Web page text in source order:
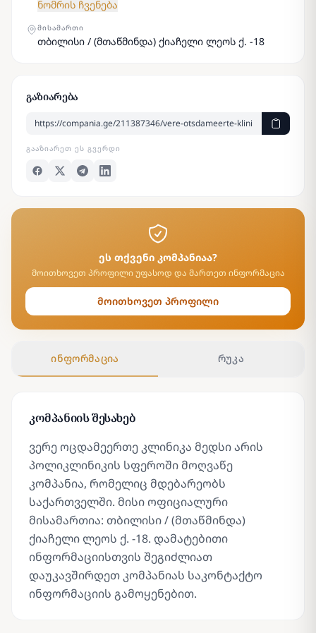
ნომრის ჩვენება
ᲛᲘᲡᲐᲛᲐᲠᲗᲘ
თბილისი / (მთაწმინდა) ქიაჩელი ლეოს ქ. -18
გაზიარება
ᲒᲐᲐᲖᲘᲐᲠᲔᲗ ᲔᲡ ᲒᲕᲔᲠᲓᲘ
ეს თქვენი კომპანიაა?
მოითხოვეთ პროფილი უფასოდ და მართეთ ინფორმაცია
მოითხოვეთ პროფილი
ინფორმაცია რუკა
კომპანიის შესახებ
ვერე ოცდამეერთე კლინიკა მედსი არის
პოლიკლინიკის სფეროში მოღვაწე
კომპანია, რომელიც მდებარეობს
საქართველში. მისი ოფიციალური
მისამართია: თბილისი / (მთაწმინდა)
ქიაჩელი ლეოს ქ. -18. დამატებითი
ინფორმაციისთვის შეგიძლიათ
დაუკავშირდეთ კომპანიას საკონტაქტო
ინფორმაციის გამოყენებით.